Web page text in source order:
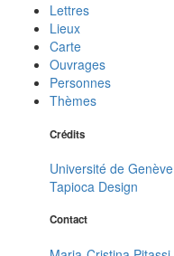
Lettres
Lieux
Carte
Ouvrages
Personnes
Thèmes
Crédits
Université de Genève
Tapioca Design
Contact